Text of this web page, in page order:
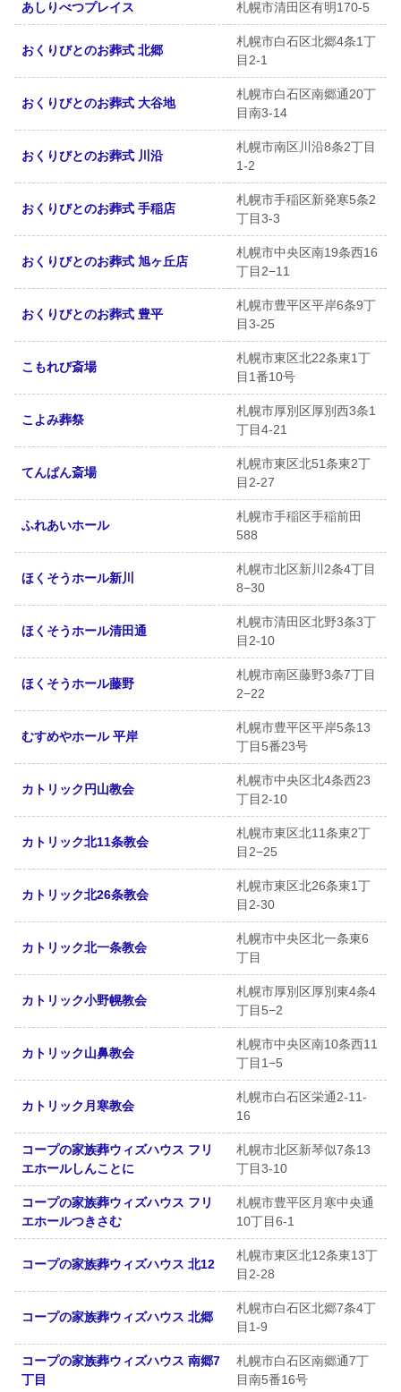
あしりべつプレイス 札幌市清田区有明170-5
おくりびとのお葬式 北郷
札幌市白石区北郷4条1丁
目2-1
おくりびとのお葬式 大谷地
札幌市白石区南郷通20丁
目南3-14
おくりびとのお葬式 川沿
札幌市南区川沿8条2丁目
1-2
おくりびとのお葬式 手稲店
札幌市手稲区新発寒5条2
丁目3-3
おくりびとのお葬式 旭ヶ丘店
札幌市中央区南19条西16
丁目2−11
おくりびとのお葬式 豊平
札幌市豊平区平岸6条9丁
目3-25
こもれび斎場
札幌市東区北22条東1丁
目1番10号
こよみ葬祭
札幌市厚別区厚別西3条1
丁目4-21
てんぱん斎場
札幌市東区北51条東2丁
目2-27
ふれあいホール
札幌市手稲区手稲前田
588
ほくそうホール新川
札幌市北区新川2条4丁目
8−30
ほくそうホール清田通
札幌市清田区北野3条3丁
目2-10
ほくそうホール藤野
札幌市南区藤野3条7丁目
2−22
むすめやホール 平岸
札幌市豊平区平岸5条13
丁目5番23号
カトリック円山教会
札幌市中央区北4条西23
丁目2-10
カトリック北11条教会
札幌市東区北11条東2丁
目2−25
カトリック北26条教会
札幌市東区北26条東1丁
目2-30
カトリック北一条教会
札幌市中央区北一条東6
丁目
カトリック小野幌教会
札幌市厚別区厚別東4条4
丁目5−2
カトリック山鼻教会
札幌市中央区南10条西11
丁目1−5
カトリック月寒教会
札幌市白石区栄通2-11-
16
コープの家族葬ウィズハウス フリ
エホールしんことに
札幌市北区新琴似7条13
丁目3-10
コープの家族葬ウィズハウス フリ
エホールつきさむ
札幌市豊平区月寒中央通
10丁目6-1
コープの家族葬ウィズハウス 北12
札幌市東区北12条東13丁
目2-28
コープの家族葬ウィズハウス 北郷
札幌市白石区北郷7条4丁
目1-9
コープの家族葬ウィズハウス 南郷7
丁目
札幌市白石区南郷通7丁
目南5番16号